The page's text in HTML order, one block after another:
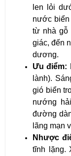
len lỏi
nước biển
từ nhà gỗ
giác, đến
dương.
Ưu điểm:
lành).
gió biển
nướng
đường
lãng mạn
Nhược
tĩnh lặng.